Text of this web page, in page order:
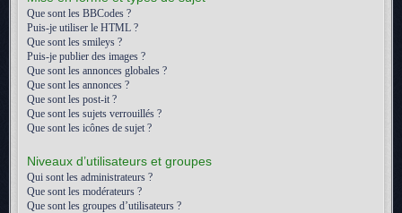
Que sont les BBCodes ?
Puis-je utiliser le HTML ?
Que sont les smileys ?
Puis-je publier des images ?
Que sont les annonces globales ?
Que sont les annonces ?
Que sont les post-it ?
Que sont les sujets verrouillés ?
Que sont les icônes de sujet ?
Niveaux d’utilisateurs et groupes
Qui sont les administrateurs ?
Que sont les modérateurs ?
Que sont les groupes d’utilisateurs ?